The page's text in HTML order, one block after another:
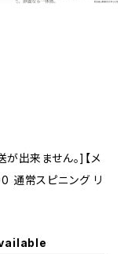
出来ません。]【メ
通常スピニング リ